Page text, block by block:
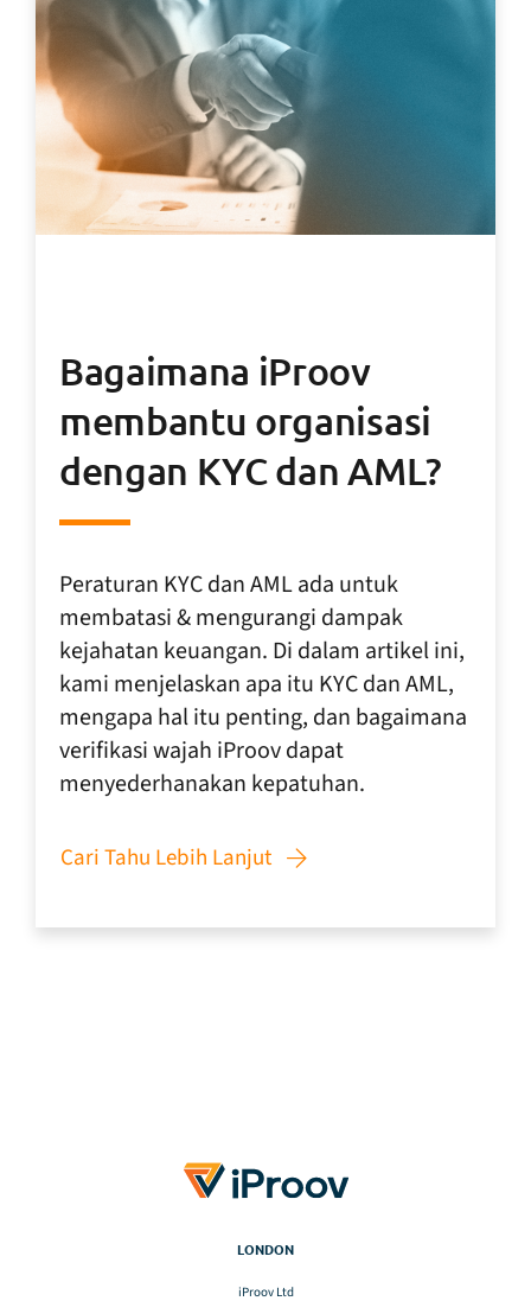
Bagaimana iProov
membantu organisasi
dengan KYC dan AML?
Peraturan KYC dan AML ada untuk
membatasi & mengurangi dampak
kejahatan keuangan. Di dalam artikel ini,
kami menjelaskan apa itu KYC dan AML,
mengapa hal itu penting, dan bagaimana
verifikasi wajah iProov dapat
menyederhanakan kepatuhan.
Cari Tahu Lebih Lanjut
LONDON
iProov Ltd